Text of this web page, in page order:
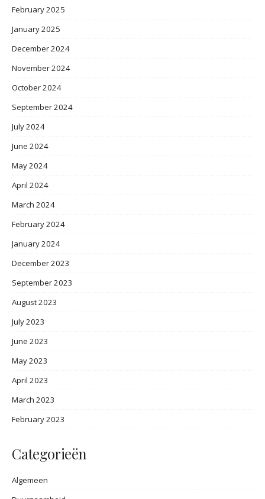
February 2025
January 2025
December 2024
November 2024
October 2024
September 2024
July 2024
June 2024
May 2024
April 2024
March 2024
February 2024
January 2024
December 2023
September 2023
August 2023
July 2023
June 2023
May 2023
April 2023
March 2023
February 2023
Categorieën
Algemeen